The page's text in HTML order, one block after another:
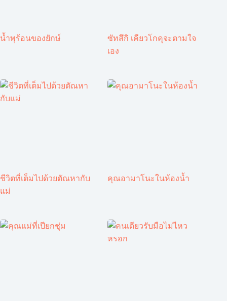
น้ำพุร้อนของยักษ์
ซัทสึกิ เคียวโกคุจะตามใจ
เอง
ชีวิตที่เต็มไปด้วยตัณหากับ
แม่
คุณอามาโนะในห้องน้ำ